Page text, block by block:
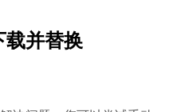
载并替换